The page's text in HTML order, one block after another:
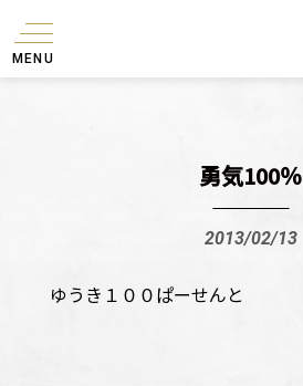
MENU
勇気100％
2013/02/13
ゆうき１００ぱーせんと